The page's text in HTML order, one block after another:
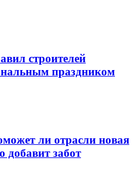
строителей
праздником
ли отрасли новая
добавит забот